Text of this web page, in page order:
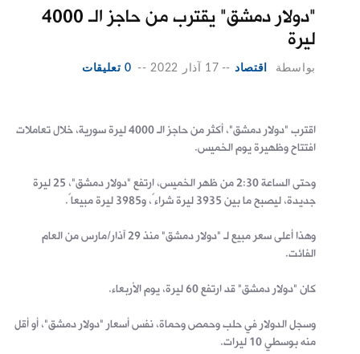
"دولار دمشق" يقترب من حاجز الـ 4000
ليرة
بواسطة اقتصاد -- 17 آذار 2022 -- 0 تعليقات
اقترب "دولار دمشق"، أكثر من حاجز الـ 4000 ليرة سورية، خلال تعاملات
افتتاح وظهيرة يوم الخميس.
وحتى الساعة 2:30 من ظهر الخميس، ارتفع "دولار دمشق"، 25 ليرة
جديدة، ليصبح ما بين 3935 ليرة شراءً، و3985 ليرة مبيعاً.
وهذا أعلى سعر مبيع لـ "دولار دمشق" منذ 29 آذار/مارس من العام
الفائت.
كان "دولار دمشق" قد ارتفع 60 ليرة، يوم الأربعاء.
وسجل الدولار في حلب وحمص وحماة، نفس أسعار "دولار دمشق"، أو أقل
منه بوسطي 10 ليرات.